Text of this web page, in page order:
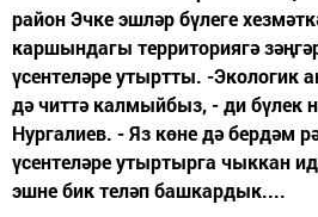
район Эчке эшләр бүлеге
каршындагы территориягә
үсентеләре утыртты. -Экологик
дә читтә калмыйбыз, - ди бүлек
Нургалиев. - Яз көне дә бердәм
үсентеләре утыртырга чыккан
эшне бик теләп башкардык....